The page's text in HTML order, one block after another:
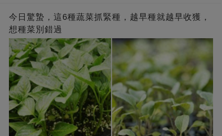
今日驚蟄，這6種蔬菜抓緊種，越早種就越早收獲，
想種菜別錯過